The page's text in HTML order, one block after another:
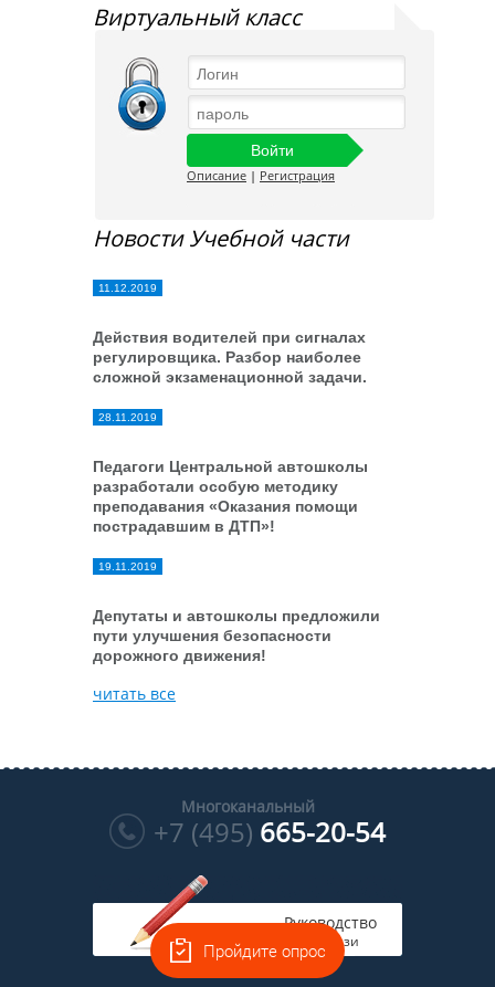
Виртуальный класс
Описание | Регистрация
Новости Учебной части
11.12.2019
Действия водителей при сигналах
регулировщика. Разбор наиболее
сложной экзаменационной задачи.
28.11.2019
Педагоги Центральной автошколы
разработали особую методику
преподавания «Оказания помощи
пострадавшим в ДТП»!
19.11.2019
Депутаты и автошколы предложили
пути улучшения безопасности
дорожного движения!
читать все
Многоканальный
+7 (495) 665-20-54
Руководство
на связи
Пройдите опрос